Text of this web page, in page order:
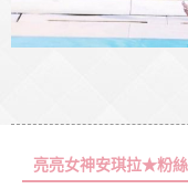
亮亮女神安琪拉★粉